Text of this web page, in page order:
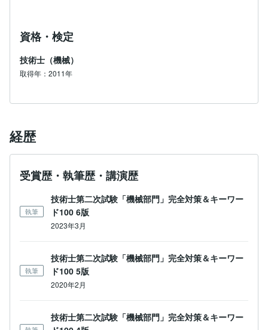
資格・検定
技術士（機械）
取得年：2011年
経歴
受賞歴・執筆歴・講演歴
執筆
技術士第二次試験「機械部門」完全対策＆キーワー
ド100 6版
2023年3月
執筆
技術士第二次試験「機械部門」完全対策＆キーワー
ド100 5版
2020年2月
技術士第二次試験「機械部門」完全対策＆キーワー